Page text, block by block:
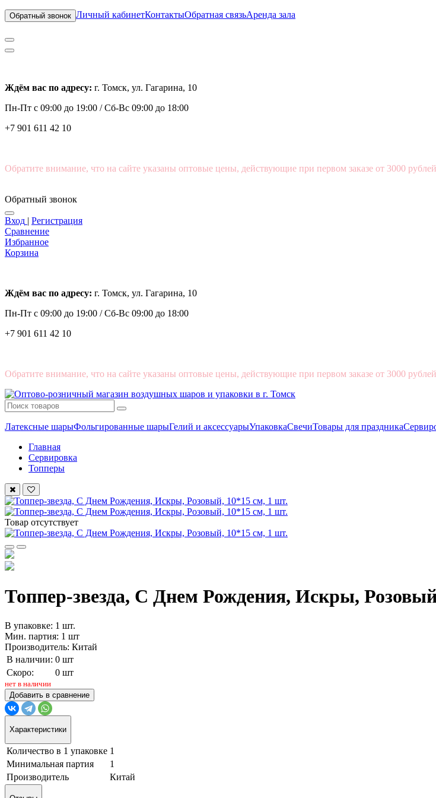
Обратный звонок Личный кабинетКонтактыОбратная связьАренда зала
Ждём вас по адресу: г. Томск, ул. Гагарина, 10
Пн-Пт с 09:00 до 19:00 /Сб-Вс 09:00 до 18:00
+7 901 611 42 10
Обратите внимание, что на сайте указаны оптовые цены, действующие при первом заказе от 3000
Обратный звонок
Вход | Регистрация
Сравнение
Избранное
Корзина
Ждём вас по адресу: г. Томск, ул. Гагарина, 10
Пн-Пт с 09:00 до 19:00 /Сб-Вс 09:00 до 18:00
+7 901 611 42 10
Обратите внимание, что на сайте указаны оптовые цены, действующие при первом заказе от 3000
Латексные шарыФольгированные шарыГелий и аксессуарыУпаковкаСвечиТовары для праздника
Главная
Сервировка
Топперы
Товар отсутствует
Топпер-звезда, С Днем Рождения, Искры,
В упаковке: 1 шт.
Мин. партия: 1 шт
Производитель: Китай
В наличии: 0 шт
Скоро:
0 шт
нет в наличии
Добавить в сравнение
Характеристики
Количество в 1 упаковке 1
Минимальная партия
1
Производитель
Китай